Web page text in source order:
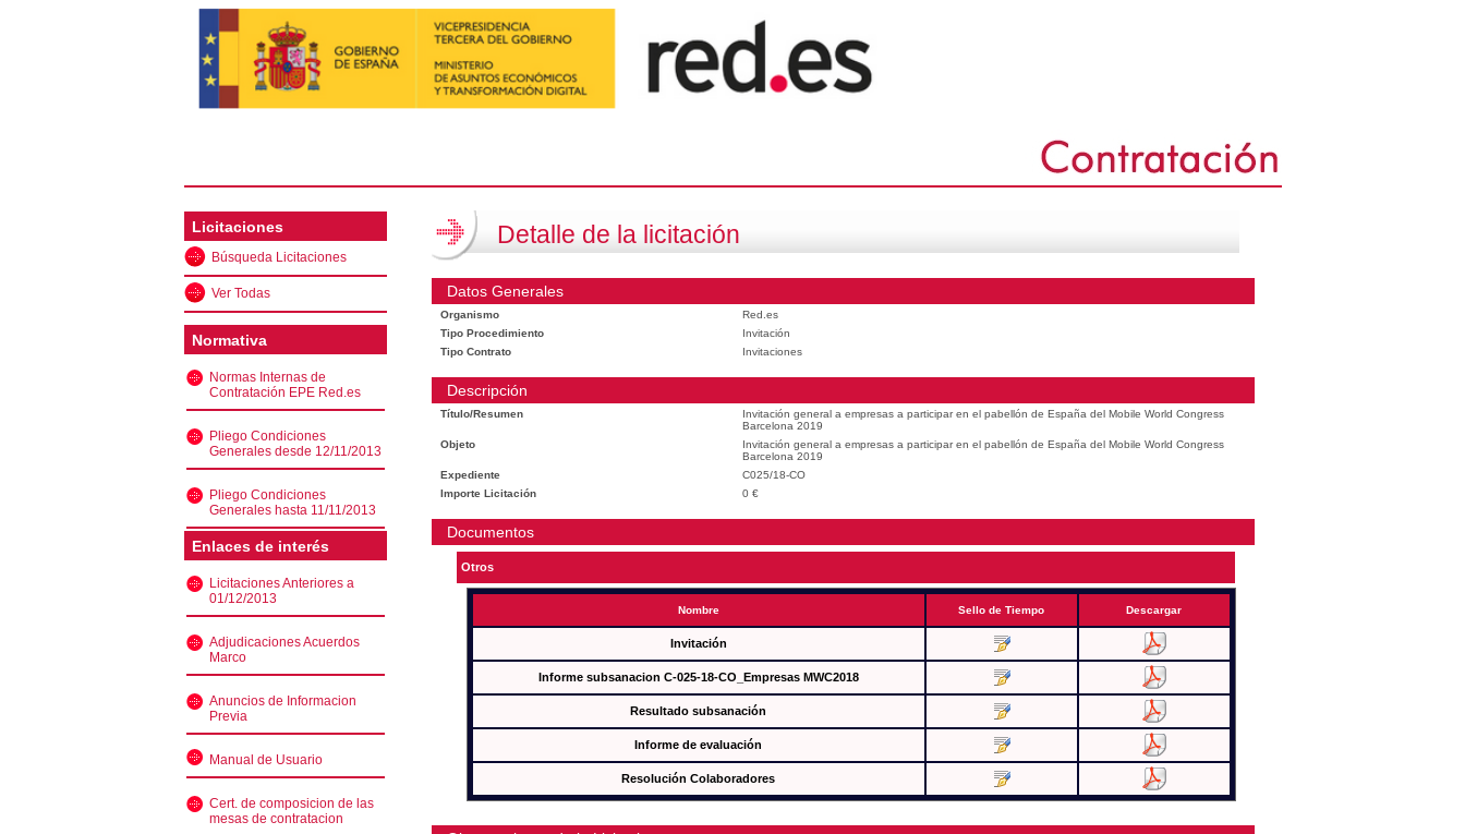
Licitaciones
Búsqueda Licitaciones
Ver Todas
Normativa
Normas Internas de
Contratación EPE Red.es
Pliego Condiciones
Generales desde 12/11/2013
Pliego Condiciones
Generales hasta 11/11/2013
Enlaces de interés
Licitaciones Anteriores a
01/12/2013
Adjudicaciones Acuerdos
Marco
Anuncios de Informacion
Previa
Manual de Usuario
Cert. de composicion de las
mesas de contratacion
Detalle de la licitación
Datos Generales
Organismo
Red.es
Tipo Procedimiento
Invitación
Tipo Contrato
Invitaciones
Descripción
Título/Resumen
Invitación general a empresas a participar en el pabellón de España del Mobile World Congress
Barcelona 2019
Objeto
Invitación general a empresas a participar en el pabellón de España del Mobile World Congress
Barcelona 2019
Expediente
C025/18-CO
Importe Licitación
0 €
Documentos
Otros
Nombre Sello de Tiempo Descargar
Invitación
Informe subsanacion C-025-18-CO_Empresas MWC2018
Resultado subsanación
Informe de evaluación
Resolución Colaboradores